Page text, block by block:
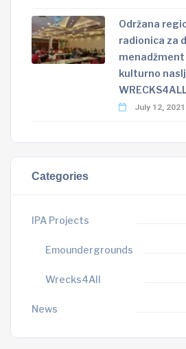
Održana
radionica za
menadžment
kulturno
July 12, 2021
Categories
IPA Projects
Emoundergrounds
Wrecks4All
News